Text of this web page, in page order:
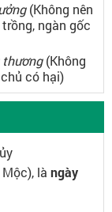
(Không nên
ngàn gốc
thương(Không
có hại)
là ngày